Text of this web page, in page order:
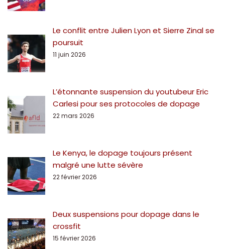
Le conflit entre Julien Lyon et Sierre Zinal se
poursuit
11 juin 2026
L’étonnante suspension du youtubeur Eric
Carlesi pour ses protocoles de dopage
22 mars 2026
Le Kenya, le dopage toujours présent
malgré une lutte sévère
22 février 2026
Deux suspensions pour dopage dans le
crossfit
15 février 2026